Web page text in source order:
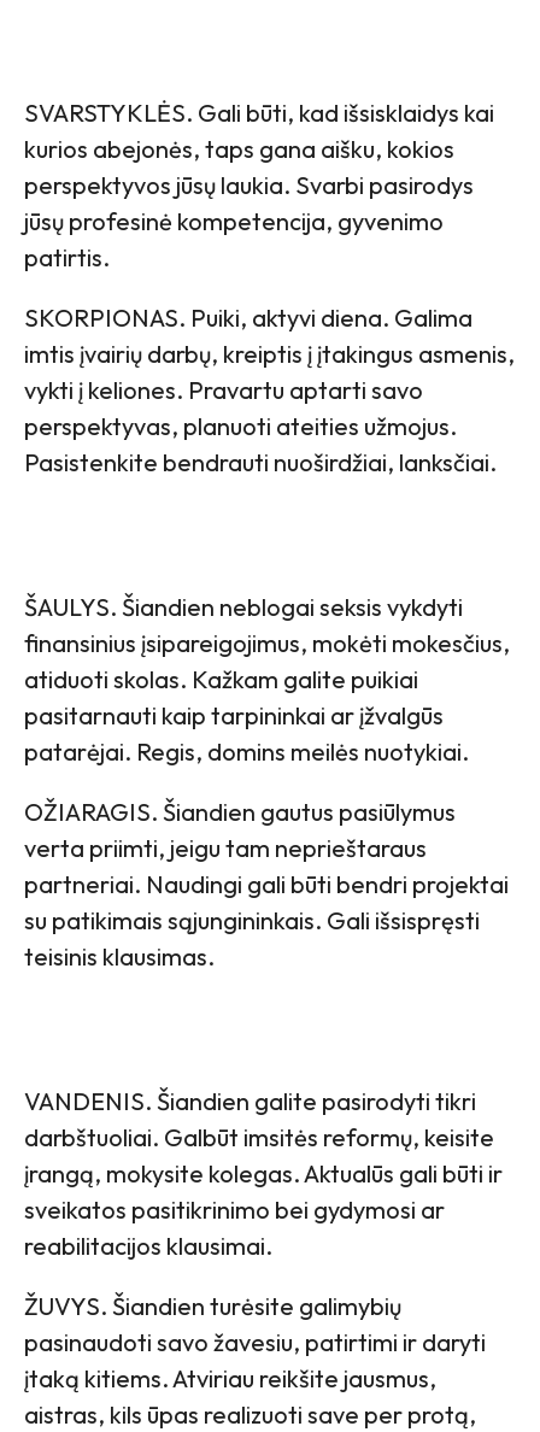
SVARSTYKLĖS. Gali būti, kad išsisklaidys kai
kurios abejonės, taps gana aišku, kokios
perspektyvos jūsų laukia. Svarbi pasirodys
jūsų profesinė kompetencija, gyvenimo
patirtis.
SKORPIONAS. Puiki, aktyvi diena. Galima
imtis įvairių darbų, kreiptis į įtakingus asmenis,
vykti į keliones. Pravartu aptarti savo
perspektyvas, planuoti ateities užmojus.
Pasistenkite bendrauti nuoširdžiai, lanksčiai.
ŠAULYS. Šiandien neblogai seksis vykdyti
finansinius įsipareigojimus, mokėti mokesčius,
atiduoti skolas. Kažkam galite puikiai
pasitarnauti kaip tarpininkai ar įžvalgūs
patarėjai. Regis, domins meilės nuotykiai.
OŽIARAGIS. Šiandien gautus pasiūlymus
verta priimti, jeigu tam neprieštaraus
partneriai. Naudingi gali būti bendri projektai
su patikimais sąjungininkais. Gali išsispręsti
teisinis klausimas.
VANDENIS. Šiandien galite pasirodyti tikri
darbštuoliai. Galbūt imsitės reformų, keisite
įrangą, mokysite kolegas. Aktualūs gali būti ir
sveikatos pasitikrinimo bei gydymosi ar
reabilitacijos klausimai.
ŽUVYS. Šiandien turėsite galimybių
pasinaudoti savo žavesiu, patirtimi ir daryti
įtaką kitiems. Atviriau reikšite jausmus,
aistras, kils ūpas realizuoti save per protą,